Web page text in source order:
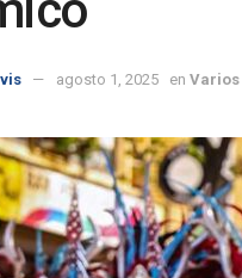
agosto 1, 2025 en Varios